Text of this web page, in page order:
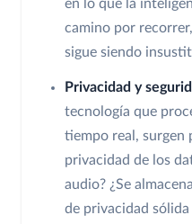
en lo que la
camino por
sigue siendo
Privacidad y
tecnología que
tiempo real, surgen
privacidad de los
audio? ¿Se
de privacidad